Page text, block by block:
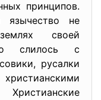
принципов.
язычество не
своей
слилось с
русалки